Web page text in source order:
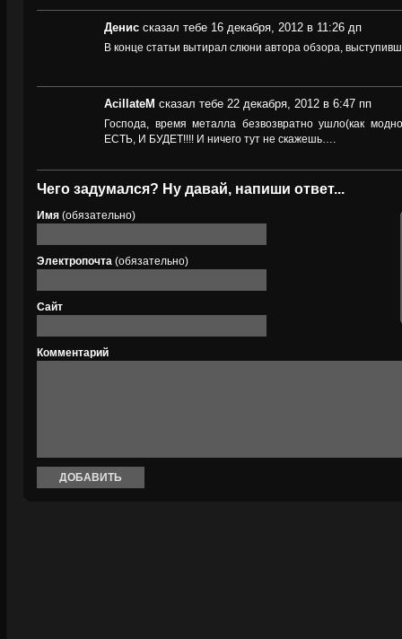
Денис сказал тебе 16 декабря, 2012 в 11:26 дп
В конце статьи вытирал слюни автора обзора,
AcillateM сказал тебе 22 декабря, 2012 в 6:47 пп
Господа, время металла безвозвратно ушло(как
ЕСТЬ, И БУДЕТ!!!! И ничего тут не скажешь….
Чего задумался? Ну давай, напиши ответ...
Имя (обязательно)
Электропочта (обязательно)
Сайт
Комментарий